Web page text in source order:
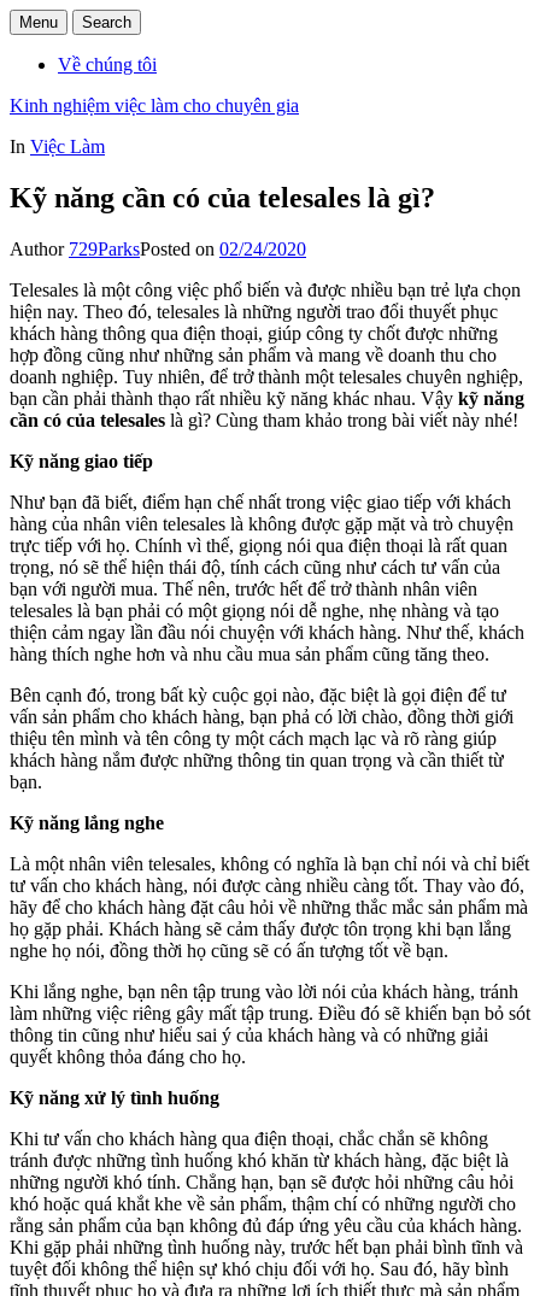
Menu Search
Về chúng tôi
Kinh nghiệm việc làm cho chuyên gia
In Việc Làm
Kỹ năng cần có của telesales là gì?
Author 729ParksPosted on 02/24/2020
Telesales là một công việc phổ biến và được nhiều bạn trẻ lựa chọn
hiện nay. Theo đó, telesales là những người trao đổi thuyết phục
khách hàng thông qua điện thoại, giúp công ty chốt được những
hợp đồng cũng như những sản phẩm và mang về doanh thu cho
doanh nghiệp. Tuy nhiên, để trở thành một telesales chuyên nghiệp,
bạn cần phải thành thạo rất nhiều kỹ năng khác nhau. Vậy kỹ năng
cần có của telesales là gì? Cùng tham khảo trong bài viết này nhé!
Kỹ năng giao tiếp
Như bạn đã biết, điểm hạn chế nhất trong việc giao tiếp với khách
hàng của nhân viên telesales là không được gặp mặt và trò chuyện
trực tiếp với họ. Chính vì thế, giọng nói qua điện thoại là rất quan
trọng, nó sẽ thể hiện thái độ, tính cách cũng như cách tư vấn của
bạn với người mua. Thế nên, trước hết để trở thành nhân viên
telesales là bạn phải có một giọng nói dễ nghe, nhẹ nhàng và tạo
thiện cảm ngay lần đầu nói chuyện với khách hàng. Như thế, khách
hàng thích nghe hơn và nhu cầu mua sản phẩm cũng tăng theo.
Bên cạnh đó, trong bất kỳ cuộc gọi nào, đặc biệt là gọi điện để tư
vấn sản phẩm cho khách hàng, bạn phả có lời chào, đồng thời giới
thiệu tên mình và tên công ty một cách mạch lạc và rõ ràng giúp
khách hàng nắm được những thông tin quan trọng và cần thiết từ
bạn.
Kỹ năng lắng nghe
Là một nhân viên telesales, không có nghĩa là bạn chỉ nói và chỉ biết
tư vấn cho khách hàng, nói được càng nhiều càng tốt. Thay vào đó,
hãy để cho khách hàng đặt câu hỏi về những thắc mắc sản phẩm mà
họ gặp phải. Khách hàng sẽ cảm thấy được tôn trọng khi bạn lắng
nghe họ nói, đồng thời họ cũng sẽ có ấn tượng tốt về bạn.
Khi lắng nghe, bạn nên tập trung vào lời nói của khách hàng, tránh
làm những việc riêng gây mất tập trung. Điều đó sẽ khiến bạn bỏ sót
thông tin cũng như hiểu sai ý của khách hàng và có những giải
quyết không thỏa đáng cho họ.
Kỹ năng xử lý tình huống
Khi tư vấn cho khách hàng qua điện thoại, chắc chắn sẽ không
tránh được những tình huống khó khăn từ khách hàng, đặc biệt là
những người khó tính. Chẳng hạn, bạn sẽ được hỏi những câu hỏi
khó hoặc quá khắt khe về sản phẩm, thậm chí có những người cho
rằng sản phẩm của bạn không đủ đáp ứng yêu cầu của khách hàng.
Khi gặp phải những tình huống này, trước hết bạn phải bình tĩnh và
tuyệt đối không thể hiện sự khó chịu đối với họ. Sau đó, hãy bình
tĩnh thuyết phục họ và đưa ra những lợi ích thiết thực mà sản phẩm